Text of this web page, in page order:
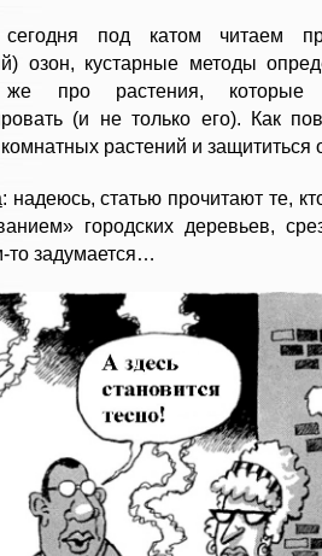
сегодня под катом читаем
озон, кустарные методы
же про растения, которые
(и не только его). Как
растений и защититься
: надеюсь, статью прочитают те,
городских деревьев,
то задумается…